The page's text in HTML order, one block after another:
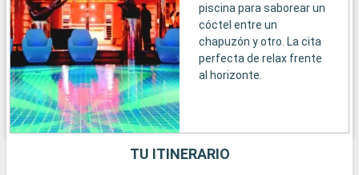
piscina para saborear un
cóctel entre un
chapuzón y otro. La cita
perfecta de relax frente
al horizonte.
TU ITINERARIO